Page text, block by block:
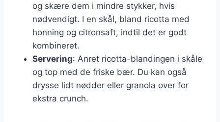
og skære dem i mindre stykker, hvis
nødvendigt. I en skål, bland ricotta med
honning og citronsaft, indtil det er godt
kombineret.
Servering: Anret ricotta-blandingen i skåle
og top med de friske bær. Du kan også
drysse lidt nødder eller granola over for
ekstra crunch.